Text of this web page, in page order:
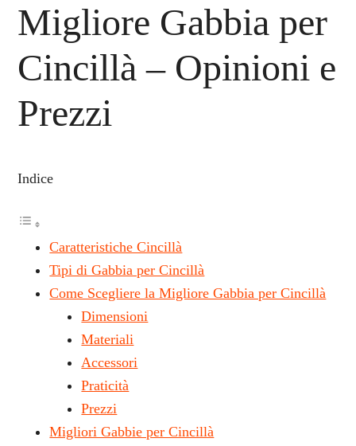
Migliore Gabbia per
Cincillà – Opinioni e
Prezzi
Indice
Caratteristiche Cincillà
Tipi di Gabbia per Cincillà
Come Scegliere la Migliore Gabbia per Cincillà
Dimensioni
Materiali
Accessori
Praticità
Prezzi
Migliori Gabbie per Cincillà